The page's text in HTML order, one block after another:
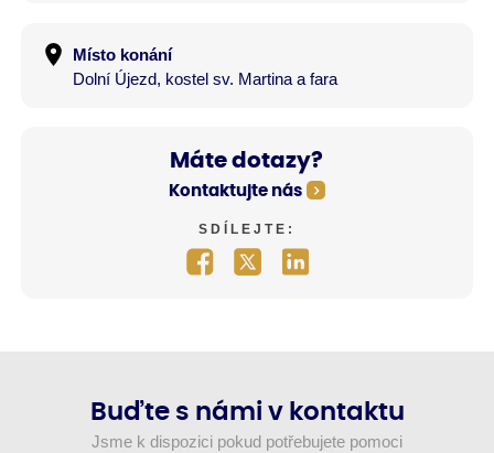
Místo konání
Dolní Újezd, kostel sv. Martina a fara
Máte dotazy?
Kontaktujte nás
SDÍLEJTE:
Buďte s námi v kontaktu
Jsme k dispozici pokud potřebujete pomoci